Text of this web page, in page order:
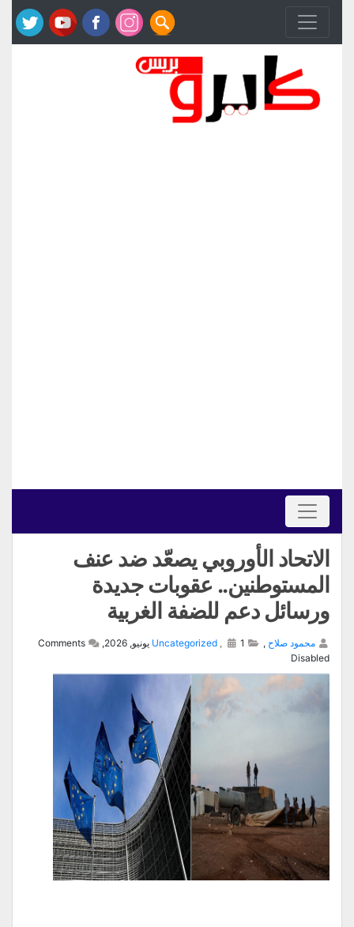
الاتحاد الأوروبي يصعّد ضد عنف
المستوطنين.. عقوبات جديدة
ورسائل دعم للضفة الغربية
محمود صلاح ,
Uncategorized 1 يونيو, 2026,
Comments
Disabled